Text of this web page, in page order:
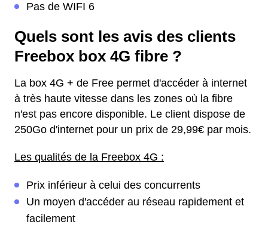
Pas de WIFI 6
Quels sont les avis des clients
Freebox box 4G fibre ?
La box 4G + de Free permet d'accéder à internet
à très haute vitesse dans les zones où la fibre
n'est pas encore disponible. Le client dispose de
250Go d'internet pour un prix de 29,99€ par mois.
Les qualités de la Freebox 4G :
Prix inférieur à celui des concurrents
Un moyen d'accéder au réseau rapidement et
facilement